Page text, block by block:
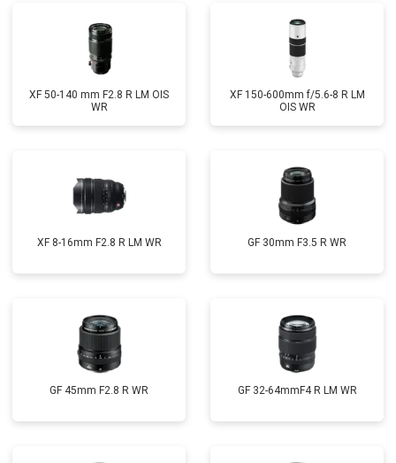
XF 50-140 mm F2.8 R LM OIS
WR
XF 150-600mm f/5.6-8 R LM
OIS WR
XF 8-16mm F2.8 R LM WR GF 30mm F3.5 R WR
GF 45mm F2.8 R WR GF 32-64mmF4 R LM WR